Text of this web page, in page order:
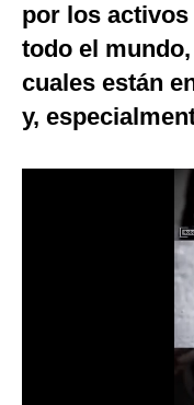
Club del Suscriptor
Mix
G de Gestión
por los
todo el
cuales están
y,